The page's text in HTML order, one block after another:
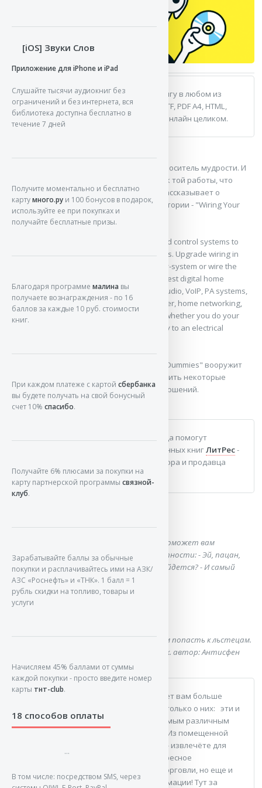
Цена: 1470.26 Руб.
Знание является силой, и книга - вечный носитель мудрости. И
путеводная нить. И это хороший образчик той работы, что
дарит новые сведения о военном деле, рассказывает о
некоторых методах познания военной истории - "Wiring Your
Digital Home For Dummies"
Beef up your home's wiring infrastructure and control systems to
accommodate the latest digital home products. Upgrade wiring in
your existing home room-by-room, system-by-system or wire the
home you're building. Learn wiring for the latest digital home
technologies – whole home audio, outdoor audio, VoIP, PA systems,
security systems with Web cams, home theater, home networking,
alarms, back-up systems, and more. Perfect whether you do your
own electrical work or want to talk intelligently to an electrical
"Wiring Your Digital Home For Dummies" вооружит
вас знаниями и поможет познать и изменить некоторые
особые аспекты политических взаимоотношений.
Послепокупкивы сможете скачать книгу в любом из
следующих форматов: FB2, EPUB, TXT, RTF, PDF A4, HTML,
PDF A6, MOBI, TXT, JAVA, LRF или
онлайн целиком.
Если у вас возникнет вопрос, вам всегда помогут
опытные сотрудники магазин электронных книгЛитPec-
крупнейшего агрегатора, дистрибьютора и продавца
лицензионных изданий в России!
Книга "Рукопашный бой". Эта книга поможет вам
ответить на многие вопpосы, в частности: - Эй, пацан,
ты с какого pайона? - Закуpить не найдется? - И самый
популяpный вопpос! - Че?
Лучше достаться стервятникам, чем попасть к льстецам.
Те пожирают мертвых, а эти - живых. автор: Антисфен
Этот небольшой
поможет вам больше
узнать о других полезных книгах и не только о них: эти и
разные прочие спонсоры помогают самым различным
сайтам развиваться и существовать. Из помещенной
тут информации вы - очень возможно - извлечёте для
себя что-то полезное или просто интересное
дополнительно Реклама - двигатель торговли, но еще и
своего рода источник полезной информации! Тут за
[iOS] Звуки Слов
Приложение для iPhone и iPad
Слушайте тысячи аудиокниг без
ограничений и без интернета, вся
библиотека доступна бесплатно в
течение 7 дней
Получите моментально и бесплатно
картумного.ру и 100 бонусов в подарок,
используйте ее при покупках и
получайте бесплатные призы.
Благодаря программе малина вы
получаете вознаграждения - по 16
баллов за каждые 10 руб. стоимости
книг.
При каждом платеже с картой сбербанка
вы будете получать на свой бонусный
счет 10% спасибо.
Получайте 6% плюсами за покупки на
карту партнерской программы связной-
клуб.
Зарабатывайте баллы за обычные
покупки и расплачивайтесь ими на АЗК/
АЗС «Роснефть» и «ТНК». 1 балл = 1
рубль скидки на топливо, товары и
услуги
Начисляем 45% баллами от суммы
каждой покупки - просто введите номер
карты тнт-club.
18 способов оплаты
...
В том числе: посредством SMS, через